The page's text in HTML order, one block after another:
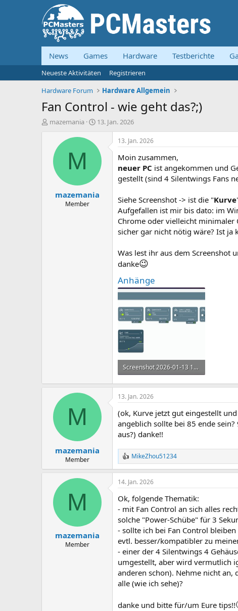
News Games Hardware Testberichte
Neueste Aktivitäten
Registrieren
Hardware Forum
Hardware Allgemein
Fan Control - wie geht das?;)
E
mazemania
E
t
l
a
13. Jan. 2026
M
mazemania
Member
13. Jan. 2026
Moin zusammen,
neuer PC ist angekommen und
gestellt (sind 4 Silentwings Fans
Siehe Screenshot -> ist die "Kurve
Aufgefallen ist mir bis dato: im
Chrome oder vielleicht minimaler
sicher gar nicht nötig wäre? Ist ja
Was lest ihr aus dem Screenshot
danke😉
Anhänge
Screenshot 2026-01-13 133412.jpg
77,4 KB · Aufrufe: 229
M
mazemania
Member
13. Jan. 2026
(ok, Kurve jetzt gut eingestellt
angeblich sollte bei 85 ende
aus?) danke!!
R
e
a
k
i
o
e
n
:
MikeZhou51234
M
mazemania
Member
14. Jan. 2026
Ok, folgende Thematik:
- mit Fan Control an sich alles
solche "Power-Schübe" für 3
- sollte ich bei Fan Control
evtl. besser/kompatibler zu
- einer der 4 Silentwings 4
umgestellt, aber wird vermutlich
anderen schon). Nehme nicht an,
alle (wie ich sehe)?
danke und bitte für/um Eure tips!!